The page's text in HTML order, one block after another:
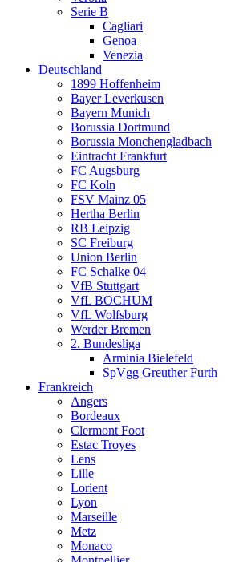
Serie B
Cagliari
Genoa
Venezia
Deutschland
1899 Hoffenheim
Bayer Leverkusen
Bayern Munich
Borussia Dortmund
Borussia Monchengladbach
Eintracht Frankfurt
FC Augsburg
FC Koln
FSV Mainz 05
Hertha Berlin
RB Leipzig
SC Freiburg
Union Berlin
FC Schalke 04
VfB Stuttgart
VfL BOCHUM
VfL Wolfsburg
Werder Bremen
2. Bundesliga
Arminia Bielefeld
SpVgg Greuther Furth
Frankreich
Angers
Bordeaux
Clermont Foot
Estac Troyes
Lens
Lille
Lorient
Lyon
Marseille
Metz
Monaco